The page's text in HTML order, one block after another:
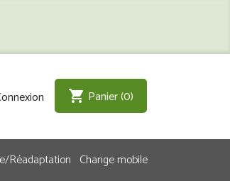
shopping_cart Panier(0)
Réadaptation Change mobile